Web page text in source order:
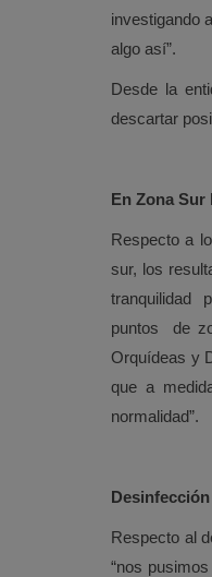
investigando
algo así”.
Desde la
descartar
En Zona
Respecto a
sur, los
tranquilidad
puntos de
Orquídeas y
que a
normalidad”.
Respecto al
“nos